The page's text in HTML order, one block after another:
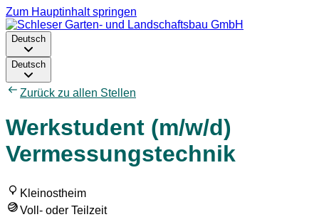
Zum Hauptinhalt springen
Deutsch
Deutsch
Zurück zu allen Stellen
Werkstudent (m/w/d)
Vermessungstechnik
Kleinostheim
Voll- oder Teilzeit